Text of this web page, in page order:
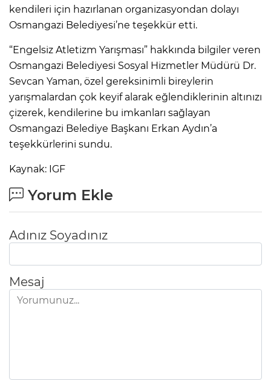
kendileri için hazırlanan organizasyondan dolayı
Osmangazi Belediyesi’ne teşekkür etti.
“Engelsiz Atletizm Yarışması” hakkında bilgiler veren
Osmangazi Belediyesi Sosyal Hizmetler Müdürü Dr.
Sevcan Yaman, özel gereksinimli bireylerin
yarışmalardan çok keyif alarak eğlendiklerinin altınızı
çizerek, kendilerine bu imkanları sağlayan
Osmangazi Belediye Başkanı Erkan Aydın’a
teşekkürlerini sundu.
Kaynak: IGF
Yorum Ekle
Adınız Soyadınız
Mesaj